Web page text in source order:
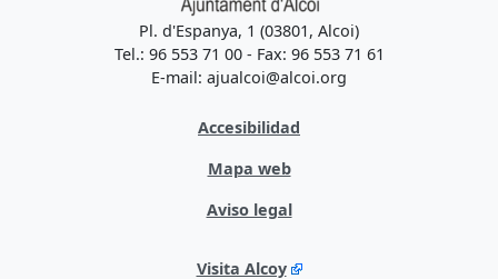
Pl. d'Espanya, 1 (03801, Alcoi)
Tel.: 96 553 71 00 - Fax: 96 553 71 61
E-mail: ajualcoi@alcoi.org
Accesibilidad
Mapa web
Aviso legal
Visita Alcoy